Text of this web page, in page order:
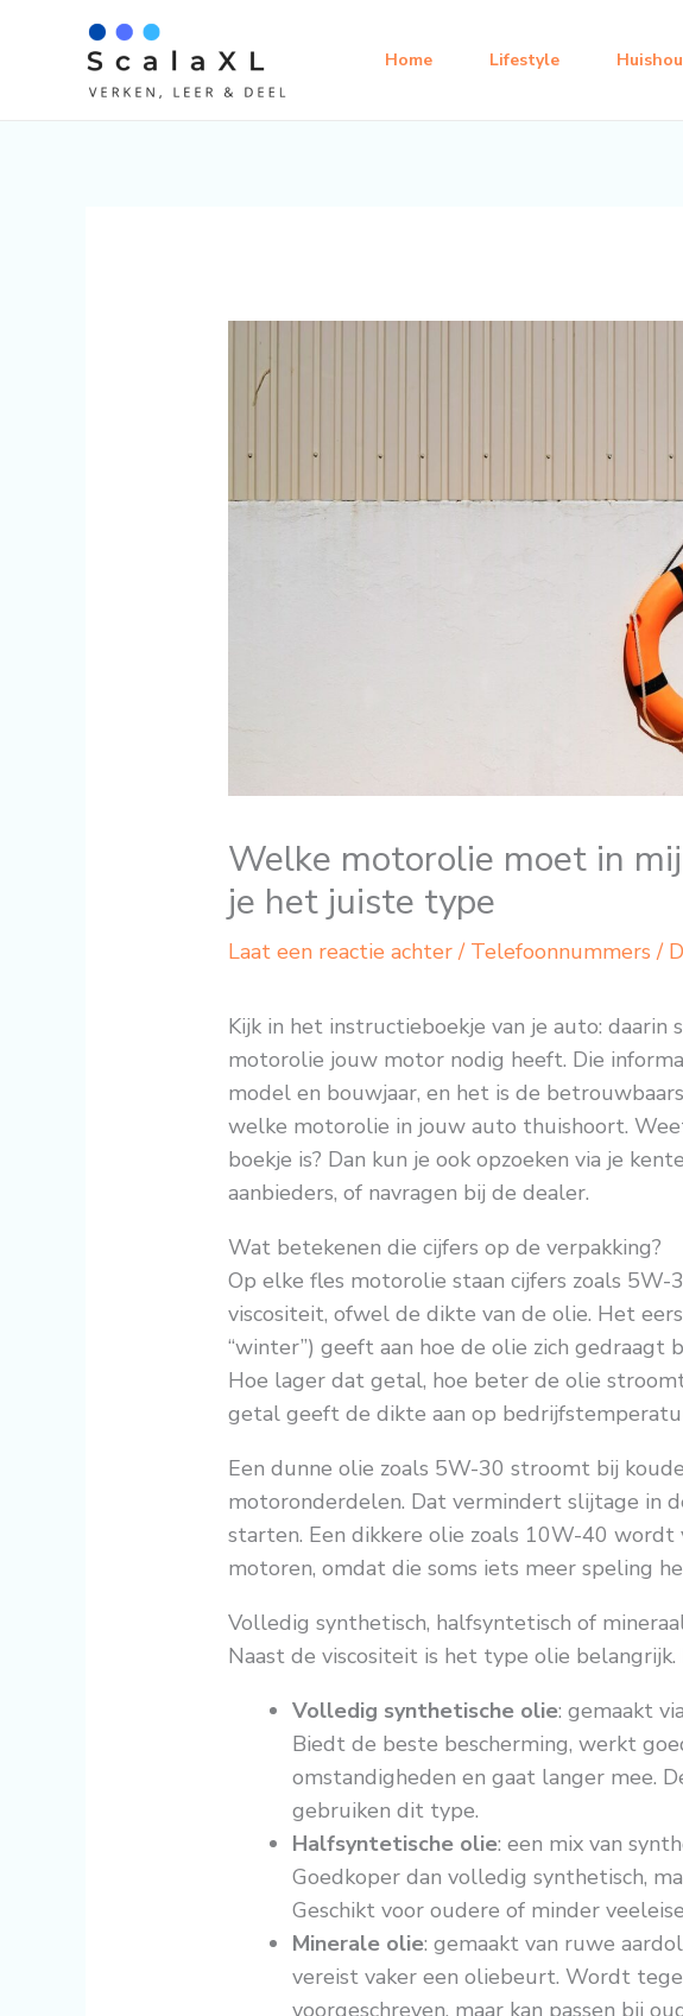
Home Lifestyle
Welke motorolie moet in
je het juiste type
Laat een reactie achter / Telefoonnummers /
Kijk in het instructieboekje van je auto: daarin
motorolie jouw motor nodig heeft. Die
model en bouwjaar, en het is de
welke motorolie in jouw auto thuishoort.
boekje is? Dan kun je ook opzoeken via je
aanbieders, of navragen bij de dealer.
Wat betekenen die cijfers op de verpakking?
Op elke fles motorolie staan cijfers zoals
viscositeit, ofwel de dikte van de olie. Het
“winter”) geeft aan hoe de olie zich gedraagt
Hoe lager dat getal, hoe beter de olie
getal geeft de dikte aan op
Een dunne olie zoals 5W-30 stroomt bij
motoronderdelen. Dat vermindert slijtage in
starten. Een dikkere olie zoals 10W-40 wordt
motoren, omdat die soms iets meer speling
Volledig synthetisch, halfsyntetisch of
Naast de viscositeit is het type olie belangrijk.
Volledig synthetische olie: gemaakt
Biedt de beste bescherming, werkt
omstandigheden en gaat langer mee.
gebruiken dit type.
Halfsyntetische olie: een mix van
Goedkoper dan volledig synthetisch,
Geschikt voor oudere of minder
Minerale olie: gemaakt van ruwe
vereist vaker een oliebeurt. Wordt
voorgeschreven, maar kan passen bij